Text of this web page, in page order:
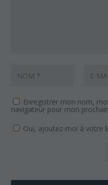
Enregistrer mon nom,
navigateur pour mon
Oui, ajoutez-moi à votre